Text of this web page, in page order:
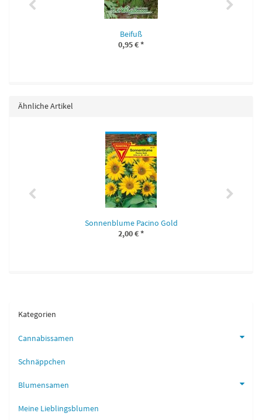
Beifuß
0,95 €*
Ähnliche Artikel
Sonnenblume Pacino Gold
2,00 €*
Kategorien
Cannabissamen
Schnäppchen
Blumensamen
Meine Lieblingsblumen